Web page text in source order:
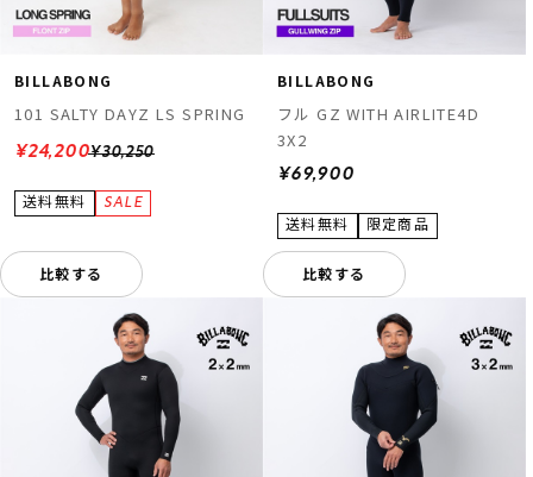
BILLABONG
101 SALTY DAYZ LS SPRING
¥30,250
¥24,200
比較する
BILLABONG
フル GZ WITH AIRLITE4D
3X2
¥69,900
比較する